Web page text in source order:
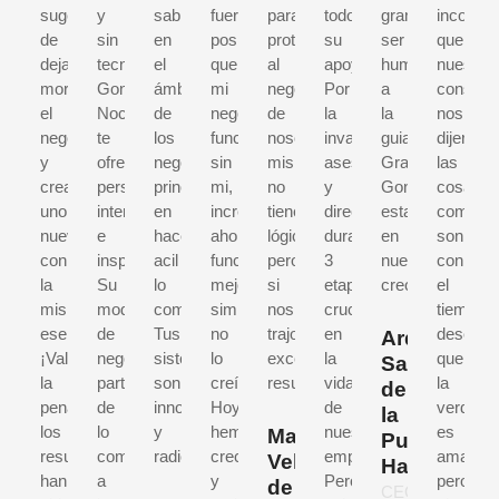
sugerencia
de
dejar
morir
el
negocio
y
crear
uno
nuevo,
con
la
misma
esencia.
¡Valió
la
pena!,
los
resultados
han
y
sin
tecnicismos,
Gonzalo
Nochebuena
te
ofrece
perspectivas
interesantes
e
inspiradoras.
Su
modelo
de
negocios
parte
de
lo
complejo
a
sabiduría
en
el
ámbito
de
los
negocios,
principalmente
en
hacer
acil
lo
complicado.
Tus
sistemas
son
innovadores
y
radicales.
fuera
posible
que
mi
negocio
funcionara
sin
mi,
increíble
ahora
funciona
mejo,
simplemente
no
lo
creí.
Hoy
hemos
crecido
y
para
proteger
al
negocio
de
nosotros
mismos,
no
tiene
lógica,
pero
si
nos
trajo
excelentes
resultados.
Manuel
Velázquez
de
todo
su
apoyo!
Por
la
invaluable
asesoria
y
direccion
durante
3
etapas
cruciales
en
la
vida
de
nuestra
empresa.
Pero
gran
ser
humano,
a
la
guia.
Gracias
Gonzalopor
estar
en
nuestro
crecimiento
Arq.
Salim
de
la
Puente
Hakim
que
nuestro
nos
dijeran
las
cosas
como
son,
con
el
tiempo
que
la
verdad
es
amarga,
pero